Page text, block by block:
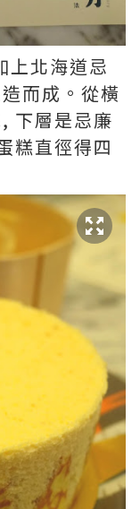
上北海道忌
而成。從橫
下層是忌廉
糕直徑得四